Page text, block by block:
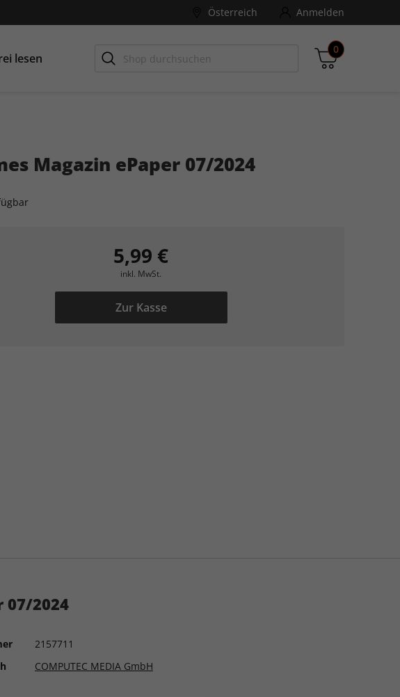
Österreich Anmelden
lesen
0
Zwischensumme
inkl. MwSt., ggf. zzgl. Versandkosten
Magazin ePaper 07/2024
5,99 €
inkl. MwSt.
Zur Kasse
07/2024
2157711
COMPUTEC MEDIA GmbH